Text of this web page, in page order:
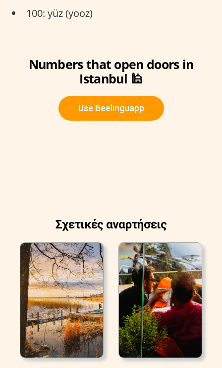
100: yüz (yooz)
Numbers that open doors in
Istanbul 🕌
Use Beelinguapp
Σχετικές αναρτήσεις